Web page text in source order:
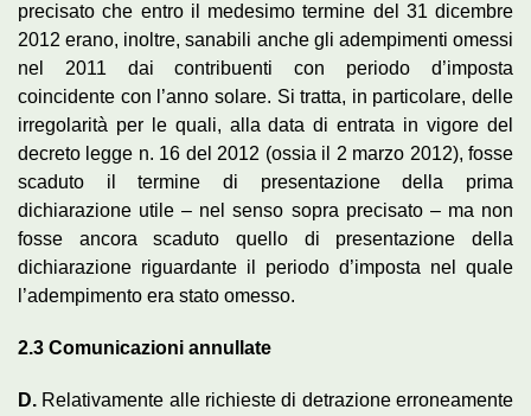
precisato che entro il medesimo termine del 31 dicembre
2012 erano, inoltre, sanabili anche gli adempimenti omessi
nel 2011 dai contribuenti con periodo d’imposta
coincidente con l’anno solare. Si tratta, in particolare, delle
irregolarità per le quali, alla data di entrata in vigore del
decreto legge n. 16 del 2012 (ossia il 2 marzo 2012), fosse
scaduto il termine di presentazione della prima
dichiarazione utile – nel senso sopra precisato – ma non
fosse ancora scaduto quello di presentazione della
dichiarazione riguardante il periodo d’imposta nel quale
l’adempimento era stato omesso.
2.3 Comunicazioni annullate
D. Relativamente alle richieste di detrazione erroneamente